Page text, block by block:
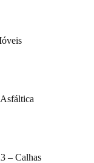
– Calhas